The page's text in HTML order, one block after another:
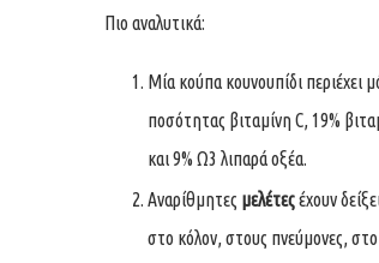
Πιο αναλυτικά:
Μία κούπα κουνουπίδι περιέχει
ποσότητας βιταμίνη C, 19%
και 9% Ω3 λιπαρά οξέα.
Αναρίθμητες μελέτεςέχουν
στο κόλον, στους πνεύμονες,